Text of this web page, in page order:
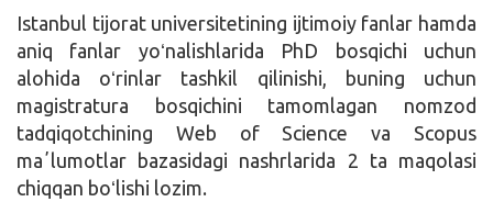
Istanbul tijorat universitetining ijtimoiy fanlar hamda
aniq fanlar yoʻnalishlarida PhD bosqichi uchun
alohida oʻrinlar tashkil qilinishi, buning uchun
magistratura bosqichini tamomlagan nomzod
tadqiqotchining Web of Science va Scopus
maʼlumotlar bazasidagi nashrlarida 2 ta maqolasi
chiqqan boʻlishi lozim.